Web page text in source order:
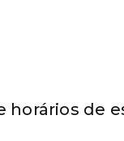
horários de